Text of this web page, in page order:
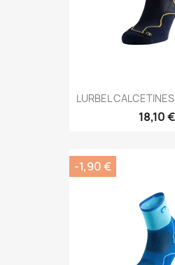
LURBEL
18,10 €
-1,90 €